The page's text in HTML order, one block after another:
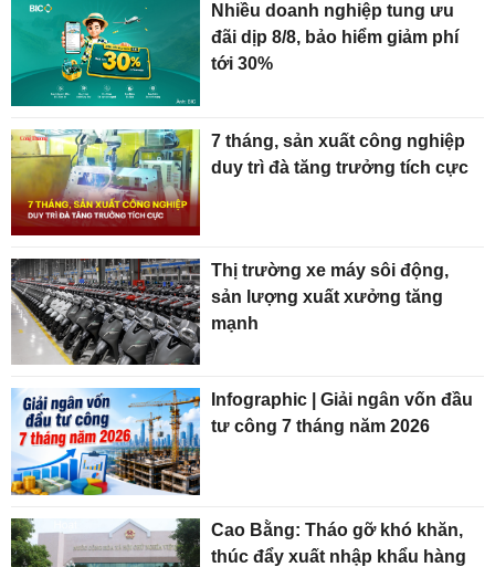
Nhiều doanh nghiệp tung ưu
đãi dịp 8/8, bảo hiểm giảm phí
tới 30%
7 tháng, sản xuất công nghiệp
duy trì đà tăng trưởng tích cực
Thị trường xe máy sôi động,
sản lượng xuất xưởng tăng
mạnh
Infographic | Giải ngân vốn đầu
tư công 7 tháng năm 2026
Cao Bằng: Tháo gỡ khó khăn,
thúc đẩy xuất nhập khẩu hàng